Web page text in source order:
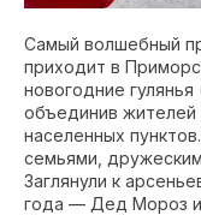
Самый волшебный
приходит в
новогодние
объединив жителей
населенных
семьями,
Заглянули к
года — Дед Мороз и